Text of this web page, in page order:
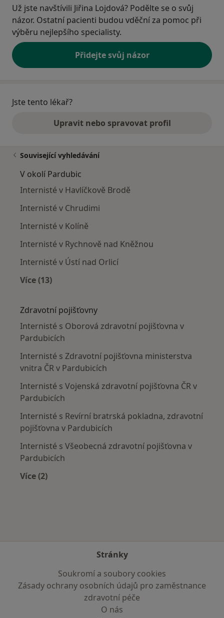
Už jste navštívili Jiřina Lojdová? Podělte se o svůj
názor. Ostatní pacienti budou vděční za pomoc při
výběru nejlepšího specialisty.
Přidejte svůj názor
Jste tento lékař?
Upravit nebo spravovat profil
Související vyhledávání
V okolí Pardubic
Internisté v Havlíčkově Brodě
Internisté v Chrudimi
Internisté v Kolíně
Internisté v Rychnově nad Kněžnou
Internisté v Ústí nad Orlicí
Více (13)
Zdravotní pojišťovny
Internisté s Oborová zdravotní pojišťovna v
Pardubicích
Internisté s Zdravotní pojišťovna ministerstva
vnitra ČR v Pardubicích
Internisté s Vojenská zdravotní pojišťovna ČR v
Pardubicích
Internisté s Revírní bratrská pokladna, zdravotní
pojišťovna v Pardubicích
Internisté s Všeobecná zdravotní pojišťovna v
Pardubicích
Více (2)
Stránky
Soukromí a soubory cookies
Zásady ochrany osobních údajů pro zaměstnance
zdravotní péče
O nás